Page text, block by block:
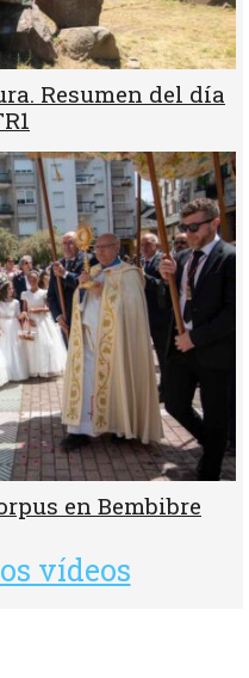
Resumen del día
en Bembibre
vídeos